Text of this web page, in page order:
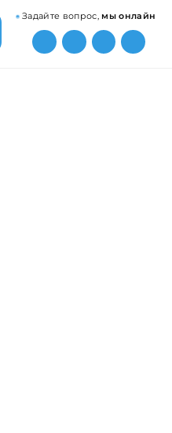
Задайте вопрос, мы онлайн